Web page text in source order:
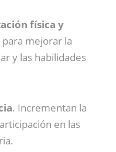
física y
para mejorar la
y las habilidades
. Incrementan la
en las